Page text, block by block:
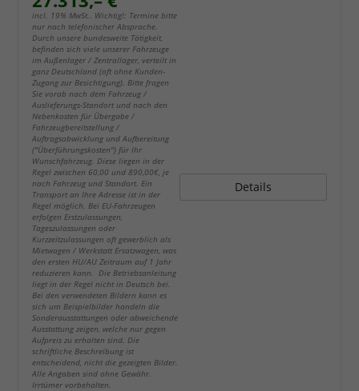
incl. 19% MwSt.. Wichtig!: Termine bitte
nur nach telefonischer Absprache.
Durch unsere bundesweite Tätigkeit,
befinden sich viele unserer Fahrzeuge
im Außenlager / Zentrallager, verteilt in
ganz Deutschland (oft ohne Kunden-
Zugang zur Besichtigung). Bitte fragen
Sie vorab nach dem Fahrzeug /
Auslieferungs-Standort und nach den
Nebenkosten für Übergabe /
Fahrzeugbereitstellung /
Auftragsabwicklung und Aufbereitung
("Überführungskosten") für Ihr
Wunschfahrzeug. Diese liegen in der
Regel zwischen 60,00 und 890,00€, je
nach Fahrzeug und Standort. Ein
Transport an Ihre Adresse ist in der
Regel möglich. Bei EU-Fahrzeugen
erfolgen Erstzulassungen,
Tageszulassungen oder
Kurzzeitzulassungen oft gewerblich als
Mietwagen / Werkstatt Ersatzwagen, was
den ersten HU/AU Zeitraum auf 1 Jahr
reduzieren kann. Die Betriebsanleitung
liegt in der Regel nicht in Deutsch bei.
Bei den verwendeten Bildern kann es
sich um Beispielbilder handeln die
Sonderausstattungen oder abweichende
Ausstattung zeigen, welche nur gegen
Aufpreis zu erhalten sind. Die
schriftliche Beschreibung ist
entscheidend, nicht die gezeigten Bilder.
Alle Angaben sind ohne Gewähr.
Irrtümer vorbehalten.
Details